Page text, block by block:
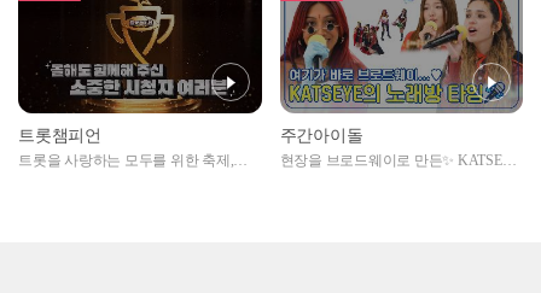
트롯챔피언
트롯을 사랑하는 모두를 위한 축제,
주간아이돌
현장을 브로드웨이로 만든✨ KATSEYE